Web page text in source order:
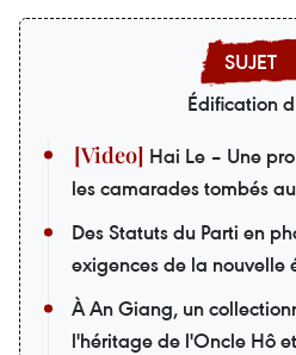
Édification
Hai Le – Une
les camarades tombés
Des Statuts du Parti en
exigences de la nouvelle
À An Giang, un
l'héritage de l'Oncle Hô